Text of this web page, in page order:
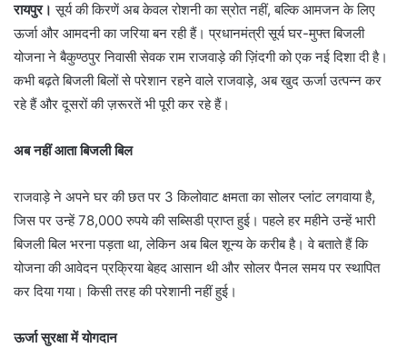
रायपुर। सूर्य की किरणें अब केवल रोशनी का स्रोत नहीं, बल्कि आमजन के लिए
ऊर्जा और आमदनी का जरिया बन रही हैं। प्रधानमंत्री सूर्य घर-मुफ्त बिजली
योजना ने बैकुण्ठपुर निवासी सेवक राम राजवाड़े की ज़िंदगी को एक नई दिशा दी है।
कभी बढ़ते बिजली बिलों से परेशान रहने वाले राजवाड़े, अब खुद ऊर्जा उत्पन्न कर
रहे हैं और दूसरों की ज़रूरतें भी पूरी कर रहे हैं।
अब नहीं आता बिजली बिल
राजवाड़े ने अपने घर की छत पर 3 किलोवाट क्षमता का सोलर प्लांट लगवाया है,
जिस पर उन्हें 78,000 रुपये की सब्सिडी प्राप्त हुई। पहले हर महीने उन्हें भारी
बिजली बिल भरना पड़ता था, लेकिन अब बिल शून्य के करीब है। वे बताते हैं कि
योजना की आवेदन प्रक्रिया बेहद आसान थी और सोलर पैनल समय पर स्थापित
कर दिया गया। किसी तरह की परेशानी नहीं हुई।
ऊर्जा सुरक्षा में योगदान